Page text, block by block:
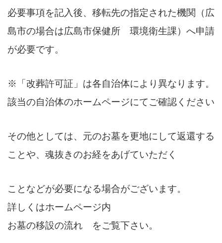
必要事項を記入後、移転先の指定された機関（広
島市の場合は広島市保健所 環境衛生課）へ申請
が必要です。
※「改葬許可証」は各自治体により異なります。
該当の自治体のホームページにてご確認ください
その他としては、元のお墓を更地にして返還する
ことや、魂抜きのお経をあげていただく
ことなどが必要になる場合がございます。
詳しくはホームページ内
お墓の移設の流れ をご覧下さい。